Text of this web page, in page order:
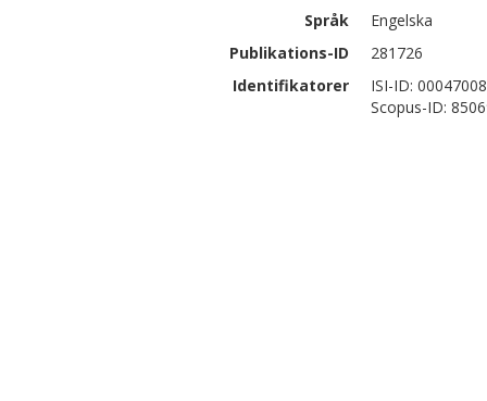
Språk
Engelska
Publikations-ID
281726
Identifikatorer
ISI-ID:
Scopus-ID: